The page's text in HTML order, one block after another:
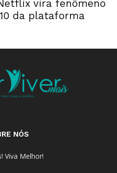
vira fenômeno
da plataforma
NÓS
Viva Melhor!